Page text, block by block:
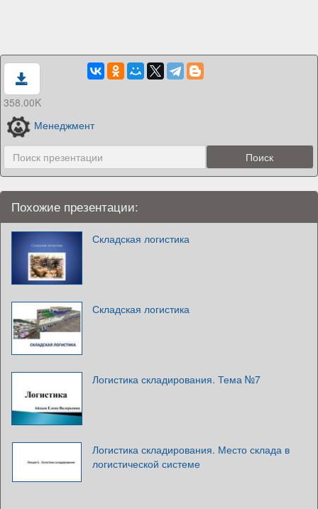
358.00K
Менеджмент
Похожие презентации:
Складская логистика
Складская логистика
Логистика складирования. Тема №7
Логистика складирования. Место склада в
логистической системе